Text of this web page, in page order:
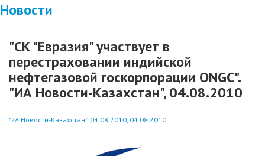
Новости
"СК "Евразия" участвует в
перестраховании индийской
нефтегазовой госкорпорации ONGC".
"ИА Новости-Казахстан", 04.08.2010
"?А Новости-Казахстан", 04.08.2010, 04.08.2010